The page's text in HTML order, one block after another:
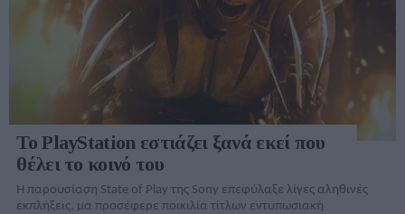
Το PlayStation εστιάζει ξανά εκεί που
θέλει το κοινό του
Η παρουσίαση State of Play της Sony επεφύλαξε λίγες αληθινές
εκπλήξεις, μα προσέφερε ποικιλία τίτλων εντυπωσιακή